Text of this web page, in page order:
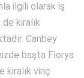
ilgili olarak iş
kiralık
Canbey
başta Florya
kiralık vinç